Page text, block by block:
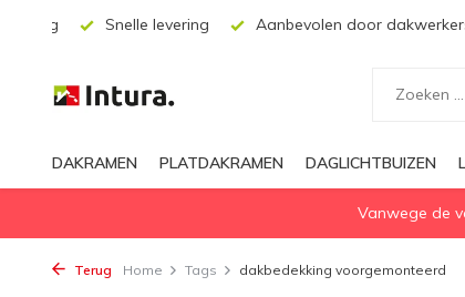
Snelle levering Aanbevolen door
DAKRAMEN PLATDAKRAMEN DAGLICHTBUIZEN
Vanwege de
Terug Home Tags dakbedekking voorgemonteerd